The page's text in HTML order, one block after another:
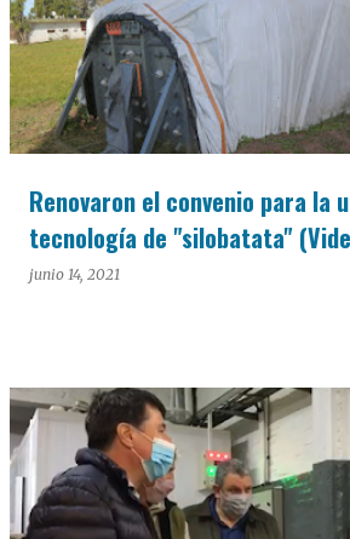
Renovaron el convenio para la
tecnología de "silobatata"
junio 14, 2021